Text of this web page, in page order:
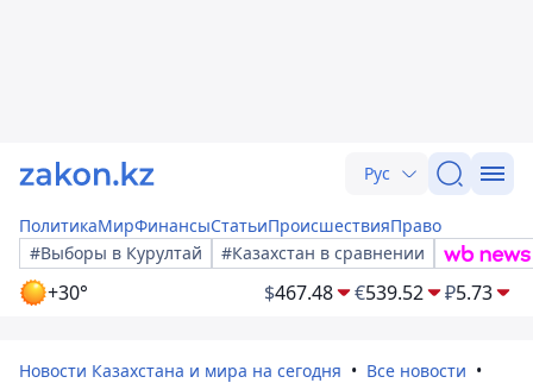
Рус
ПолитикаМирФинансыСтатьиПроисшествияПраво
#Выборы в Курултай
#Казахстан в сравнении
+30° $467.48 €539.52 ₽5.73
Новости Казахстана и мира на сегодня
Все новости